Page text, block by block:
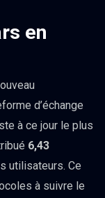
en
d’échange
à ce jour le plus
6,43
utilisateurs. Ce
à suivre le